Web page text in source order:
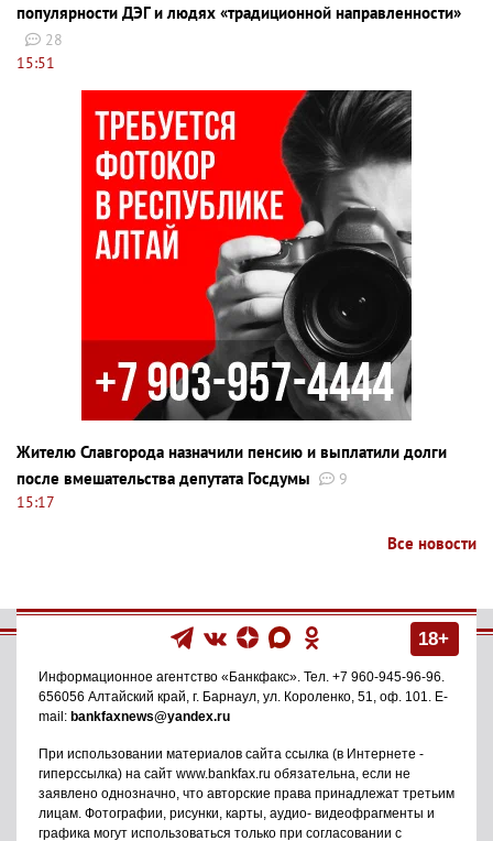
популярности ДЭГ и людях «традиционной направленности»
28
15:51
Жителю Славгорода назначили пенсию и выплатили долги
после вмешательства депутата Госдумы
9
15:17
Все новости
18+
Информационное агентство «Банкфакс» . Тел. +7 960-945-96-96
656056 Алтайский край, г. Барнаул ул. Короленко, 51, оф. 101
. E-
mail: bankfaxnews@yandex.ru
При использовании материалов сайта ссылка (в Интернете -
гиперссылка) на сайт www.bankfax.ru обязательна, если не
заявлено однозначно, что авторские права принадлежат третьим
лицам. Фотографии, рисунки, карты, аудио- видеофрагменты и
графика могут использоваться только при согласовании с